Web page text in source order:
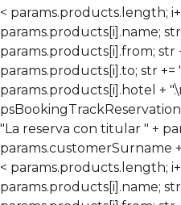
< params.products.length;
params.products[i].name; str
params.products[i].from; str
params.products[i].to; str +=
params.products[i].hotel +
"La reserva con titular " +
params.customerSurname
< params.products.length;
params.products[i].name; str